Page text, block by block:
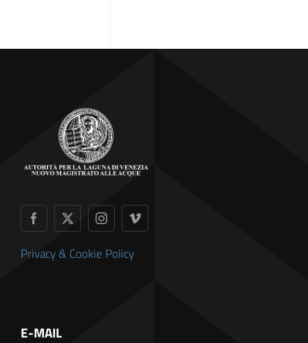
Privacy & Cookie Policy
E-MAIL